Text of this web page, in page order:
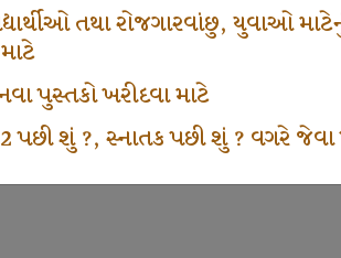
તથા રોજગારવાંછુ, યુવાઓ માટેનું
પુસ્તકો ખરીદવા માટે
શું ?, સ્નાતક પછી શું ? વગરે જેવા